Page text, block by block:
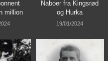
million
Naboer fra Kingsrød
og Hurka
19/01/2024